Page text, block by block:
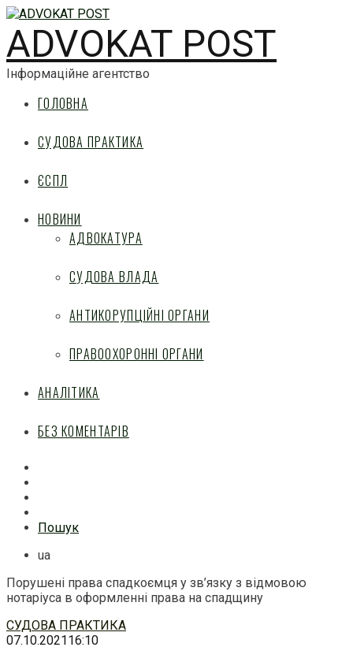
ADVOKAT POST
Інформаційне агентство
ГОЛОВНА
СУДОВА ПРАКТИКА
ЄСПЛ
НОВИНИ
АДВОКАТУРА
СУДОВА ВЛАДА
АНТИКОРУПЦІЙНІ ОРГАНИ
ПРАВООХОРОННІ ОРГАНИ
АНАЛІТИКА
БЕЗ КОМЕНТАРІВ
Пошук
ua
Порушені права спадкоємця у зв’язку з відмовою
нотаріуса в оформленні права на спадщину
Перейти
до
СУДОВА ПРАКТИКА
07.10.202116:10